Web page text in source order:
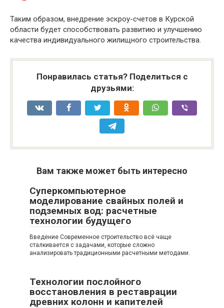
Таким образом, внедрение эскроу-счетов в Курской
области будет способствовать развитию и улучшению
качества индивидуального жилищного строительства.
Понравилась статья? Поделиться с
друзьями:
Вам также может быть интересно
Суперкомпьютерное
моделирование свайных полей и
подземных вод: расчетные
технологии будущего
Введение Современное строительство всё чаще
сталкивается с задачами, которые сложно
анализировать традиционными расчетными методами.
Технологии послойного
восстановления в реставрации
древних колонн и капителей